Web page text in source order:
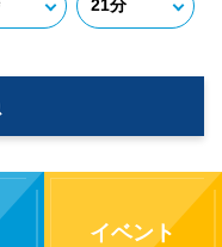
イベント